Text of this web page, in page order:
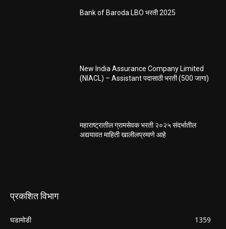
Bank of Baroda LBO भरती 2025
New India Assurance Company Limited
(NIACL) – Assistant पदासाठी भरती (500 जागा)
महाराष्ट्रातील ग्रामसेवक भरती २०२५ संदर्भातील
अद्ययावत माहिती खालीलप्रमाणे आहे
प्रकशित विभाग
घडामोडी
1359